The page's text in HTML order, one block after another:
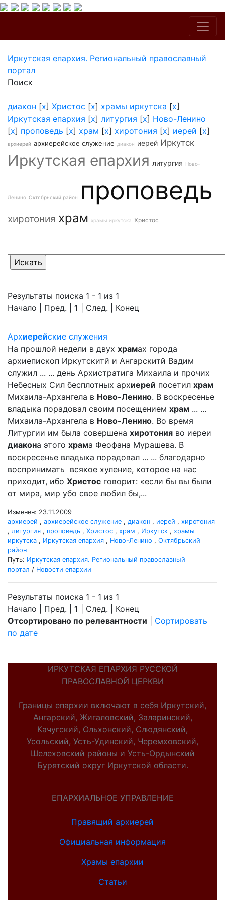
Иркутская епархия. Региональный православный
портал
Поиск
диакон [x] Христос [x] храмы иркутска [x]
Иркутская епархия [x] литургия [x] Ново-Ленино
[x] проповедь [x] храм [x] хиротония [x] иерей [x]
архиерей архиерейское служение диакон иерей Иркутск
Иркутская епархия литургия Ново-
Ленино Октябрьский район проповедь
хиротония храм храмы иркутска Христос
Результаты поиска 1 - 1 из 1
Начало | Пред. | 1 | След. | Конец
Архиерейские служения
На прошлой недели в двух храмах города
архиепископ Иркутскитй и Ангарскитй Вадим
служил ... ... день Архистратига Михаила и прочих
Небесных Сил бесплотных архиерей посетил храм
Михаила-Архангела в Ново-Ленино. В воскресенье
владыка порадовал своим посещением храм ... ...
Михаила-Архангела в Ново-Ленино. Во время
Литургии им была совершена хиротония во иереи
диакона этого храма Феофана Мурашева. В
воскресенье владыка порадовал ... ... благодарно
воспринимать всякое хуление, которое на нас
приходит, ибо Христос говорит: «если бы вы были
от мира, мир убо свое любил бы,...
Изменен: 23.11.2009
архиерей , архиерейское служение , диакон , иерей , хиротония
, литургия , проповедь , Христос , храм , Иркутск , храмы
иркутска , Иркутская епархия , Ново-Ленино , Октябрьский
район
Путь: Иркутская епархия. Региональный православный
портал / Новости епархии
Результаты поиска 1 - 1 из 1
Начало | Пред. | 1 | След. | Конец
Отсортировано по релевантности
Сортировать
по дате
ИРКУТСКАЯ ЕПАРХИЯ РУССКОЙ
ПРАВОСЛАВНОЙ ЦЕРКВИ
Границы епархии включают в себя Иркутский,
Ангарский, Жигаловский, Заларинский,
Качугский, Ольхонский, Слюдянский,
Усольский, Усть-Удинский, Черемховский,
Шелеховский районы и Усть-Ордынский
Бурятский округ Иркутской области.
ЕПАРХИАЛЬНОЕ УПРАВЛЕНИЕ
Правящий архиерей
Официальная информация
Храмы епархии
Статьи